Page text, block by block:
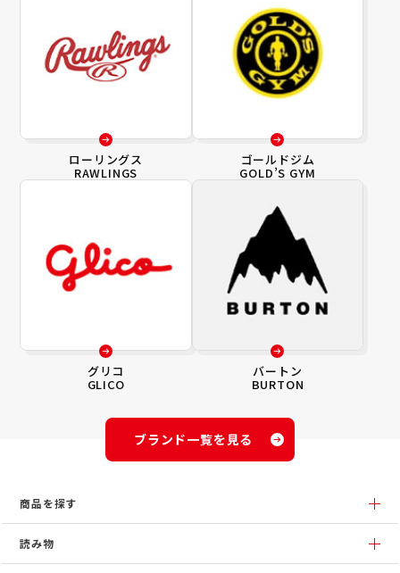
ローリングス
RAWLINGS
ゴールドジム
GOLD’S GYM
グリコ
GLICO
バートン
BURTON
ブランド一覧を見る
商品を探す
読み物